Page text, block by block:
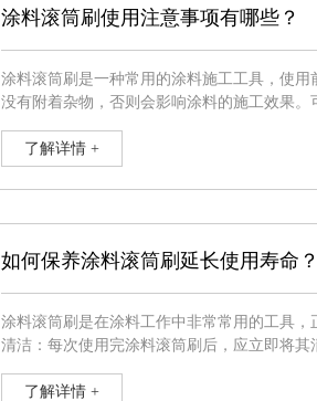
涂料滚筒刷使用注意事项有哪些？
涂料滚筒刷是一种常用的涂料施工工具，使用前需要注意以下几个方面： 1. 清洁涂料滚
没有附着杂物，否则会影响涂料的施工效果。可以用清水冲洗涂料滚筒刷，
了解详情 +
如何保养涂料滚筒刷延长使用寿命？
涂料滚筒刷是在涂料工作中非常常用的工具，正
清洁：每次使用完涂料滚筒刷后，应立即将
了避了解详情 +